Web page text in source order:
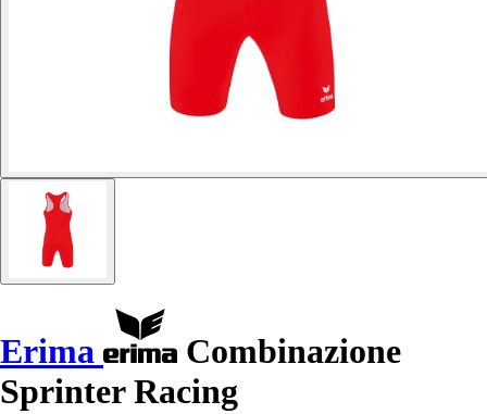
Erima
Combinazione
Sprinter Racing